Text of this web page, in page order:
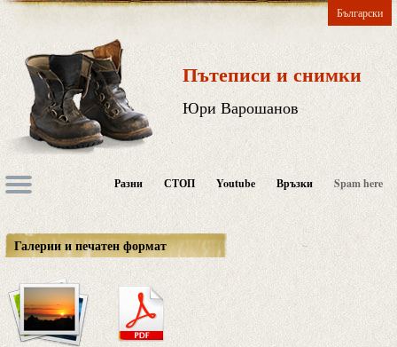
Български
Пътеписи и снимки
Юри Варошанов
Разни СТОП Youtube Връзки Spam here
Галерии и печатен формат